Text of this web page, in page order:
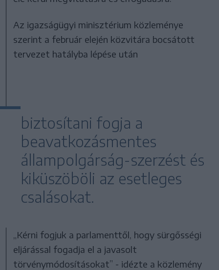
Az igazságügyi minisztérium közleménye
szerint a február elején közvitára bocsátott
tervezet hatályba lépése után
biztosítani fogja a
beavatkozásmentes
állampolgárság-szerzést és
kiküszöböli az esetleges
csalásokat.
„Kérni fogjuk a parlamenttől, hogy sürgősségi
eljárással fogadja el a javasolt
törvénymódosításokat” - idézte a közlemény